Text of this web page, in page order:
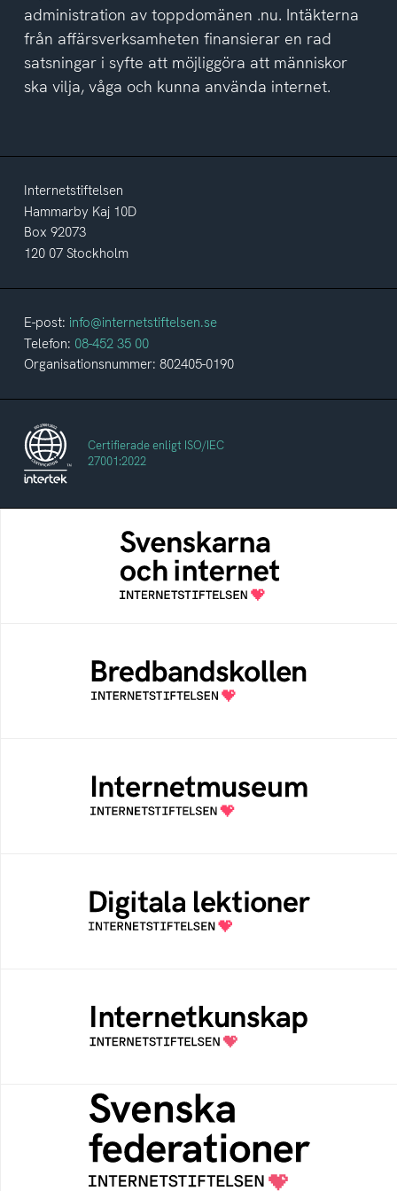
administration av toppdomänen .nu. Intäkterna
från affärsverksamheten finansierar en rad
satsningar i syfte att möjliggöra att människor
ska vilja, våga och kunna använda internet.
Internetstiftelsen
Hammarby Kaj 10D
Box 92073
120 07 Stockholm
E-post: info@internetstiftelsen.se
Telefon: 08-452 35 00
Organisationsnummer: 802405-0190
Certifierade enligt ISO/IEC
27001:2022
Svenskarna och internet
En årlig studie av svenska folkets
internetvanor
Bredbandskollen är ett oberoende
konsumentverktyg som drivs av
Internetstiftelsen
Ett digitalt museum som byggts, och kureras
av Internetstiftelsen
Öppen digital lärresurs med färdiga lektioner
för alla stadier i grundskolan
Samlad kunskap som hjälper dig att bli en
säker och medveten internetanvändare
Svenska federationer
Grunden för medlemskap i en sektors- eller
kontextspecifik federation